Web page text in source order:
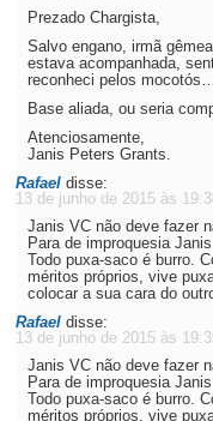
Prezado Chargista,
Salvo engano, irmã
estava acompanhada,
reconheci pelos
Base aliada, ou seria
Atenciosamente,
Janis Peters Grants.
Rafael disse:
13 de junho de 2015 às
Janis VC não deve fazer
Para de improquesia
Todo puxa-saco é burro.
méritos próprios, vive
colocar a sua cara do
Rafael disse:
13 de junho de 2015 às
Janis VC não deve fazer
Para de improquesia
Todo puxa-saco é burro.
méritos próprios, vive